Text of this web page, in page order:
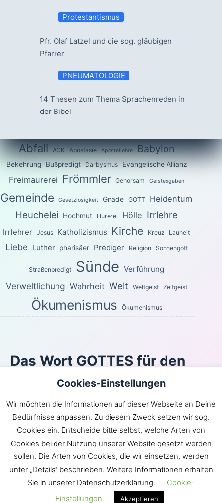
Protestantismus
Pfr. Olaf Latzel und die sog. gläubigen
Pfarrer
PNEUMATOLOGIE
14 Thesen zum Thema Sprachenreden in
der Bibel
Abfall ACK Apostasie Apostellehre Babylon
Bekehrung Bußpredigt Darbysmus Evangelische Allianz
Freimaurerei Frömmler Gehorsam Geistesgaben
Gemeinde Gesetzlosigkeit Gnade GOTT Heidentum
Heuchelei Hochmut Hurerei Hölle Irrlehre
Irrlehrer Jesus Katholizismus Kirche Kreuz Lauheit
Liebe Luther pharisäer Prediger Religion Sonnengott
Straßenpredigt Sünde Verführung
Verweltlichung Wahrheit Welt Weltgeist Zeitgeist
Ökumenismus Ökumenismus
Das Wort GOTTES für den
heutigen Tag
Du, HERR, wirst dein Erbarmen nicht von mir
zurückhalten; deine Gnade und deine Treue werden
beständig mich behüten!
Inhaltsverzeichnis|Newsroom |KLARtext|
Bibelübersetzungen|Impressum
GOTT hat die Gemeinde JESU in die Welt gebracht.
Satan hingegen möchte die Welt in die Gemeinde
Cookies-Einstellungen
Wir möchten die Informationen auf dieser Webseite an Deine
Bedürfnisse anpassen. Zu diesem Zweck setzen wir sog.
Cookies ein. Entscheide bitte selbst, welche Arten von
Cookies bei der Nutzung unserer Website gesetzt werden
sollen. Die Arten von Cookies, die wir einsetzen, werden
unter „Details“ beschrieben. Weitere Informationen erhalten
Sie in unserer Datenschutzerklärung.
Cookie-
Einstellungen
Akzeptieren